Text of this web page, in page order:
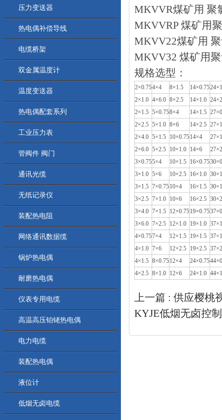
压力变送器
热电偶补偿导线
电缆桥架
双金属温度计
温度变送器
热电偶配套系列
工业压力表
管阀件 阀门
通讯光缆
无纸记录仪
装配热电阻
网络通讯数据缆
锅炉热电偶
耐磨热电偶
仪表专用电缆
高温高压铂铑热电偶
电力电缆
装配热电偶
液位计
低烟无卤电缆
MKVVR煤矿用 聚
MKVVRP 煤矿用
MKVV22煤矿用
MKVV32 煤矿用
规格选型：
2×0.754×4 8×1.5 14×0.75
2×1.0 4×6.0 8×2.5 14×1.0
2×1.5 5×0.758×4 14×1.5
2×2.5 5×1.0 8×6 14×2.5
2×4.0 5×1.5 10×0.7514×4
2×6.0 5×2.5 10×1.0 14×6
3×0.755×4 10×1.5 16×0.75
3×1.0 5×6 10×2.5 16×1.0
3×1.5 7×0.7510×4 16×1.5
3×2.5 7×1.0 10×6 16×2.5
3×4.0 7×1.5 12×0.7519×0.75
3×6.0 7×2.5 12×1.0 19×1.0
4×0.757×4 12×1.5 19×1.5
4×1.0 7×6 12×2.5 19×2.5
4×1.5 8×0.7512×4 24×0.75
4×2.5 8×1.0 12×6 24×1.0
上一篇 : 供应樱桃
KYJE低烟无卤控